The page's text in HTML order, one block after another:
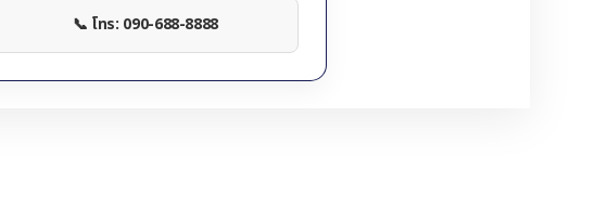
📞 โทร: 090-688-8888